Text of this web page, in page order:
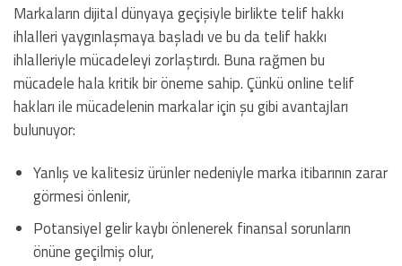
Markaların dijital dünyaya geçişiyle birlikte telif hakkı
ihlalleri yaygınlaşmaya başladı ve bu da telif hakkı
ihlalleriyle mücadeleyi zorlaştırdı. Buna rağmen bu
mücadele hala kritik bir öneme sahip. Çünkü online telif
hakları ile mücadelenin markalar için şu gibi avantajları
bulunuyor:
Yanlış ve kalitesiz ürünler nedeniyle marka itibarının zarar
görmesi önlenir,
Potansiyel gelir kaybı önlenerek finansal sorunların
önüne geçilmiş olur,